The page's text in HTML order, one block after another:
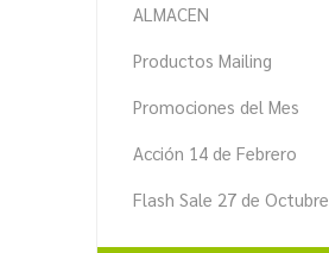
ALMACEN
Productos Mailing
Promociones del Mes
Acción 14 de Febrero
Flash Sale 27 de Octubre